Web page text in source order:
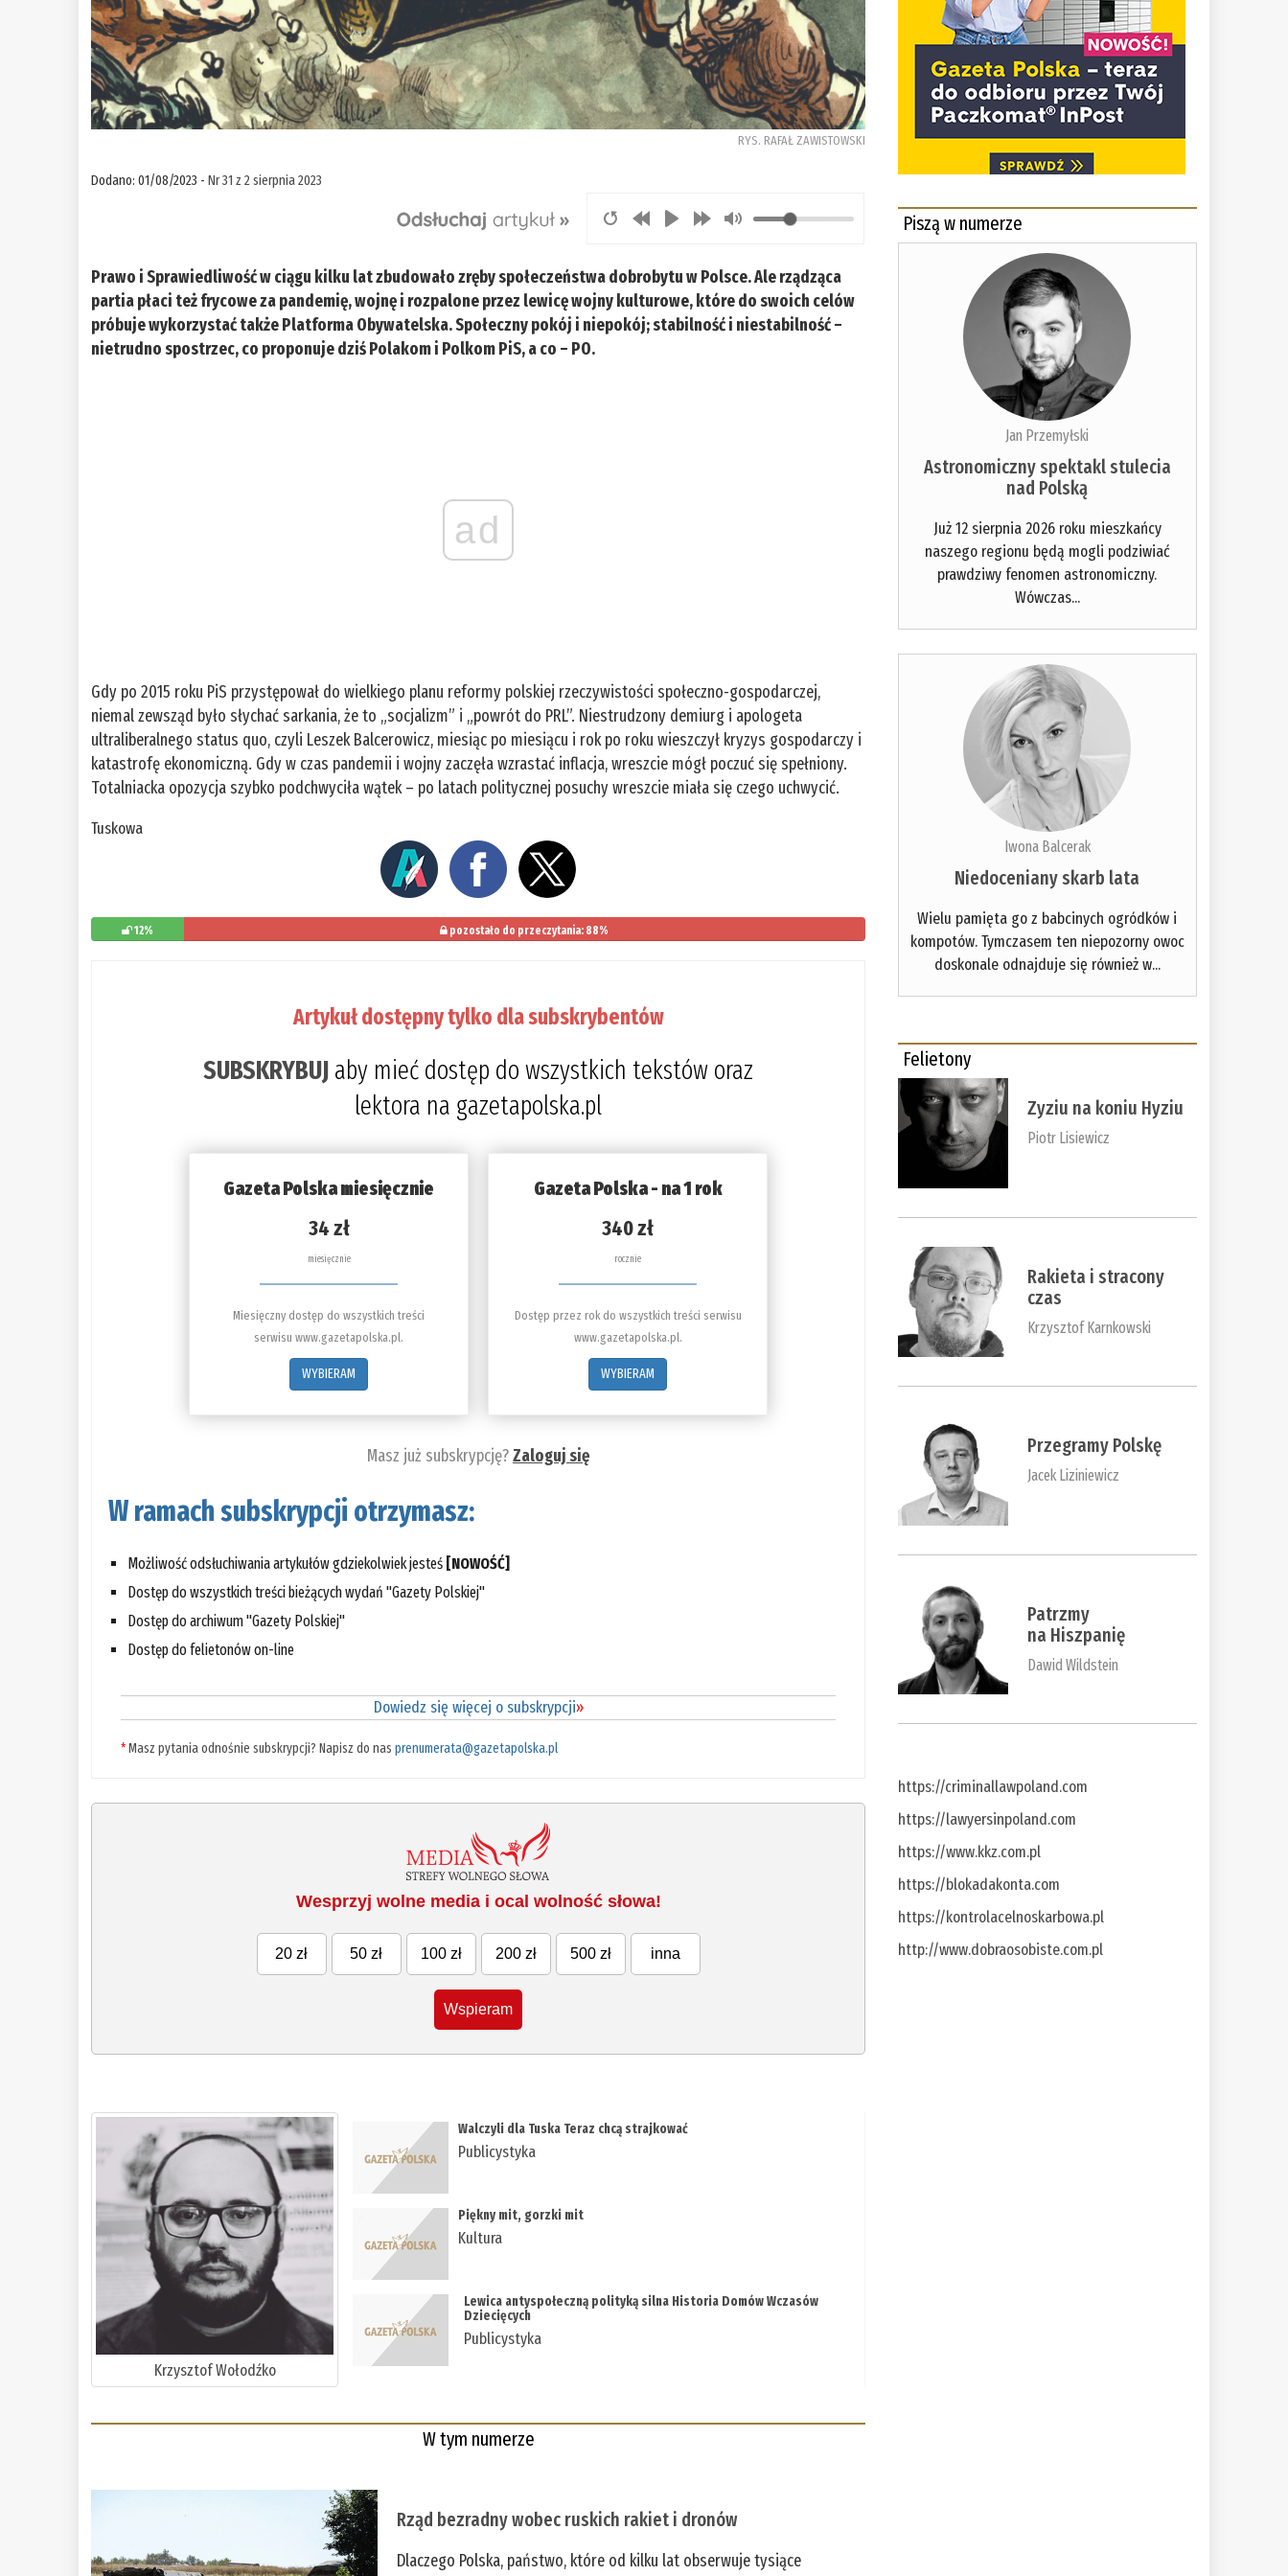
RYS. RAFAŁ ZAWISTOWSKI
Dodano: 01/08/2023 -Nr 31 z 2 sierpnia 2023
Prawo i Sprawiedliwość w ciągu kilku lat zbudowało zręby społeczeństwa dobrobytu w Polsce. Ale rządząca
partia płaci też frycowe za pandemię, wojnę i rozpalone przez lewicę wojny kulturowe, które do swoich celów
próbuje wykorzystać także Platforma Obywatelska. Społeczny pokój i niepokój; stabilność i niestabilność –
nietrudno spostrzec, co proponuje dziś Polakom i Polkom PiS, a co – PO.
ad
Gdy po 2015 roku PiS przystępował do wielkiego planu reformy polskiej rzeczywistości społeczno-gospodarczej,
niemal zewsząd było słychać sarkania, że to „socjalizm” i „powrót do PRL”. Niestrudzony demiurg i apologeta
ultraliberalnego status quo, czyli Leszek Balcerowicz, miesiąc po miesiącu i rok po roku wieszczył kryzys gospodarczy i
katastrofę ekonomiczną. Gdy w czas pandemii i wojny zaczęła wzrastać inflacja, wreszcie mógł poczuć się spełniony.
Totalniacka opozycja szybko podchwyciła wątek – po latach politycznej posuchy wreszcie miała się czego uchwycić.
Tuskowa
12% pozostało do przeczytania: 88%
Artykuł dostępny tylko dla subskrybentów
SUBSKRYBUJ aby mieć dostęp do wszystkich tekstów oraz
lektora na gazetapolska.pl
Gazeta Polska miesięcznie
34 zł
miesięcznie
Miesięczny dostęp do wszystkich treści
serwisu www.gazetapolska.pl.
WYBIERAM
Gazeta Polska - na 1 rok
340 zł
rocznie
Dostęp przez rok do wszystkich treści serwisu
www.gazetapolska.pl.
WYBIERAM
Masz już subskrypcję?Zaloguj się
W ramach subskrypcji otrzymasz:
Możliwość odsłuchiwania artykułów gdziekolwiek jesteś [NOWOŚĆ]
Dostęp do wszystkich treści bieżących wydań "Gazety Polskiej"
Dostęp do archiwum "Gazety Polskiej"
Dostęp do felietonów on-line
Dowiedz się więcej o subskrypcji»
*Masz pytania odnośnie subskrypcji? Napisz do nasprenumerata@gazetapolska.pl
Wesprzyj wolne media i ocal wolność słowa!
20 zł 50 zł 100 zł 200 zł 500 zł inna
Wspieram
Krzysztof Wołodźko
Walczyli dla Tuska Teraz chcą strajkować
Publicystyka
Piękny mit, gorzki mit
Kultura
Lewica antyspołeczną polityką silna Historia Domów Wczasów
Dziecięcych
Publicystyka
W tym numerze
Rząd bezradny wobec ruskich rakiet i dronów
Dlaczego Polska, państwo, które od kilku lat obserwuje tysiące
Piszą w numerze
Jan Przemyłski
Astronomiczny spektakl stulecia
nad Polską
Już 12 sierpnia 2026 roku mieszkańcy
naszego regionu będą mogli podziwiać
prawdziwy fenomen astronomiczny.
Wówczas...
Iwona Balcerak
Niedoceniany skarb lata
Wielu pamięta go z babcinych ogródków i
kompotów. Tymczasem ten niepozorny owoc
doskonale odnajduje się również w...
Felietony
Zyziu na koniu Hyziu
Piotr Lisiewicz
Rakieta i stracony
czas
Krzysztof Karnkowski
Przegramy Polskę
Jacek Liziniewicz
Patrzmy
na Hiszpanię
Dawid Wildstein
https://criminallawpoland.com
https://lawyersinpoland.com
https://www.kkz.com.pl
https://blokadakonta.com
https://kontrolacelnoskarbowa.pl
http://www.dobraosobiste.com.pl